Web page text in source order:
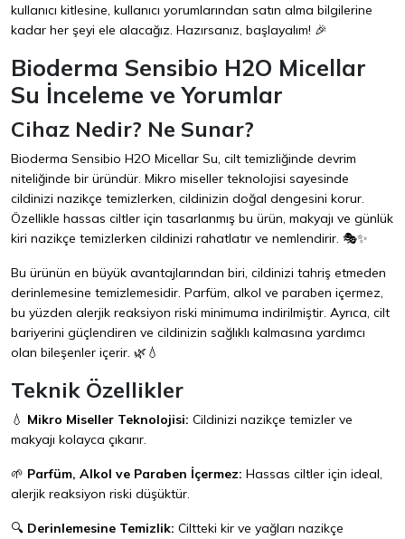
kullanıcı kitlesine, kullanıcı yorumlarından satın alma bilgilerine
kadar her şeyi ele alacağız. Hazırsanız, başlayalım! 🎉
Bioderma Sensibio H2O Micellar
Su İnceleme ve Yorumlar
Cihaz Nedir? Ne Sunar?
Bioderma Sensibio H2O Micellar Su, cilt temizliğinde devrim
niteliğinde bir üründür. Mikro miseller teknolojisi sayesinde
cildinizi nazikçe temizlerken, cildinizin doğal dengesini korur.
Özellikle hassas ciltler için tasarlanmış bu ürün, makyajı ve günlük
kiri nazikçe temizlerken cildinizi rahatlatır ve nemlendirir. 🎭✨
Bu ürünün en büyük avantajlarından biri, cildinizi tahriş etmeden
derinlemesine temizlemesidir. Parfüm, alkol ve paraben içermez,
bu yüzden alerjik reaksiyon riski minimuma indirilmiştir. Ayrıca, cilt
bariyerini güçlendiren ve cildinizin sağlıklı kalmasına yardımcı
olan bileşenler içerir. 🌿💧
Teknik Özellikler
💧 Mikro Miseller Teknolojisi: Cildinizi nazikçe temizler ve
makyajı kolayca çıkarır.
🌱 Parfüm, Alkol ve Paraben İçermez: Hassas ciltler için ideal,
alerjik reaksiyon riski düşüktür.
🔍 Derinlemesine Temizlik: Ciltteki kir ve yağları nazikçe